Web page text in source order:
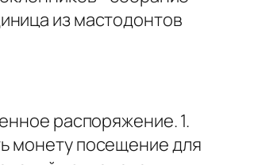
из мастодонтов
распоряжение. 1.
монету посещение для